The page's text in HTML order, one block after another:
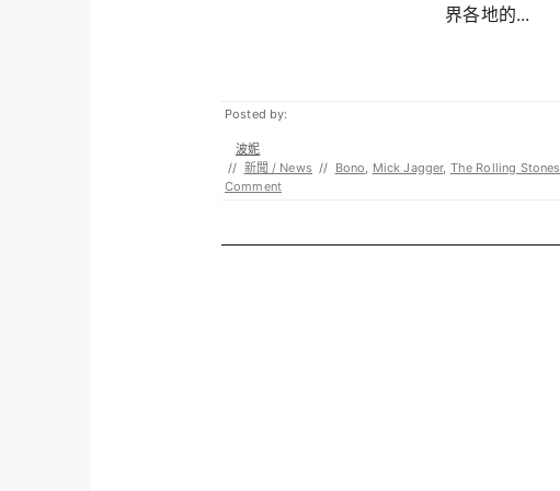
界各地的...
Posted by:
波妮
// 新聞 / News // Bono, Mick Jagger, The Rolling Stones
Comment